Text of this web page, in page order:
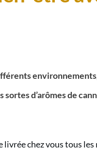
d’arômes de
livrée chez vous tous